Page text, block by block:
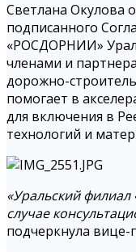
Светлана Окулова
подписанного
«РОСДОРНИИ»
членами и
дорожно-
помогает в
для включения в
технологий и
«Уральский
случае
подчеркнула